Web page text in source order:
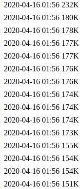
2020-04-16 01:56 232K
2020-04-16 01:56 180K
2020-04-16 01:56 178K
2020-04-16 01:56 177K
2020-04-16 01:56 177K
2020-04-16 01:56 176K
2020-04-16 01:56 176K
2020-04-16 01:56 174K
2020-04-16 01:56 174K
2020-04-16 01:56 174K
2020-04-16 01:56 173K
2020-04-16 01:56 155K
2020-04-16 01:56 154K
2020-04-16 01:56 154K
2020-04-16 01:56 151K